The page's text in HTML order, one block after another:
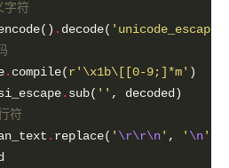
符
. decode( 'unicode_escape'
. compile(r'\x1b\[[0-9;]*m'
. sub( ''
符
. replace( ' \r\r\n' , ' \n'